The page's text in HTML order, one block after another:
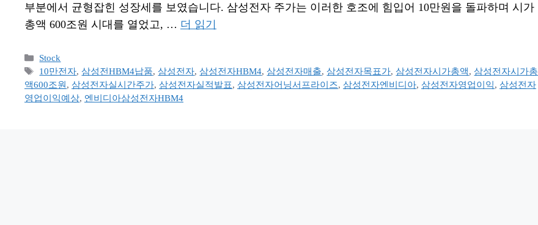
부분에서 균형잡힌 성장세를 보였습니다. 삼성전자 주가는 이러한 호조에 힘입어 10만원을 돌파하며 시가
총액 600조원 시대를 열었고, … 더 읽기
카
테
고
리
Stock
태
그
10만전자,삼성전HBM4납품,삼성전자,삼성전자HBM4,삼성전자매출,삼성전자목표가,삼성전자시가총액,삼성전자시가총
액600조원, 삼성전자실시간주가, 삼성전자실적발표, 삼성전자어닝서프라이즈, 삼성전자엔비디아, 삼성전자영업이익, 삼성전자
영업이익예상, 엔비디아삼성전자HBM4